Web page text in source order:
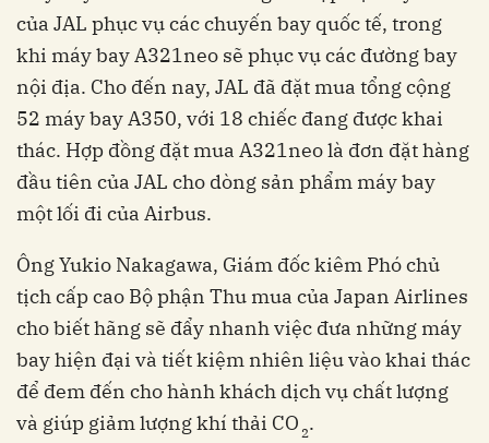
của JAL phục vụ các chuyến bay quốc tế, trong
khi máy bay A321neo sẽ phục vụ các đường bay
nội địa. Cho đến nay, JAL đã đặt mua tổng cộng
52 máy bay A350, với 18 chiếc đang được khai
thác. Hợp đồng đặt mua A321neo là đơn đặt hàng
đầu tiên của JAL cho dòng sản phẩm máy bay
một lối đi của Airbus.
Ông Yukio Nakagawa, Giám đốc kiêm Phó chủ
tịch cấp cao Bộ phận Thu mua của Japan Airlines
cho biết hãng sẽ đẩy nhanh việc đưa những máy
bay hiện đại và tiết kiệm nhiên liệu vào khai thác
để đem đến cho hành khách dịch vụ chất lượng
và giúp giảm lượng khí thải CO 2.